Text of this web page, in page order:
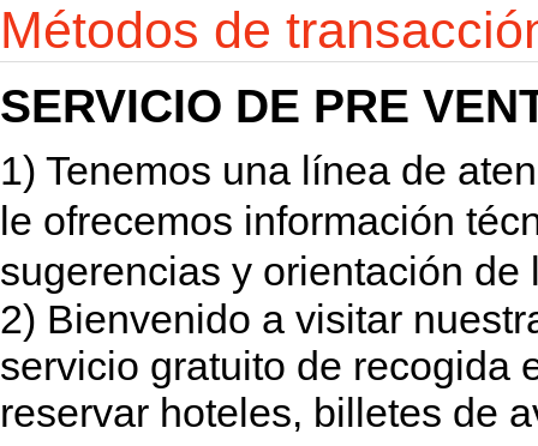
Métodos de
SERVICIO DE PRE
1) Tenemos una línea de
le ofrecemos información
sugerencias y orientación de
2) Bienvenido a visitar
servicio gratuito de recogida
reservar hoteles, billetes de